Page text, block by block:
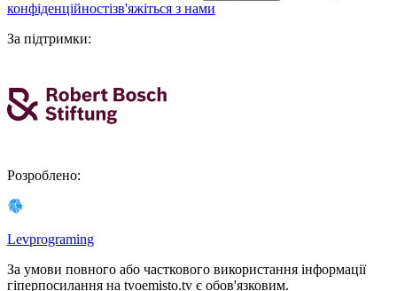
конфіденційностізв'яжіться з нами
За підтримки:
Розроблено:
Levprograming
За умови повного або часткового використання iнформацiї
гіперпосилання на tvoemisto.tv є обов'язковим.